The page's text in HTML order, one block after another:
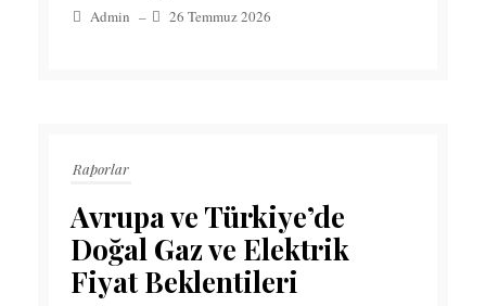
Admin – 26 Temmuz 2026
Raporlar
Avrupa ve Türkiye’de
Doğal Gaz ve Elektrik
Fiyat Beklentileri